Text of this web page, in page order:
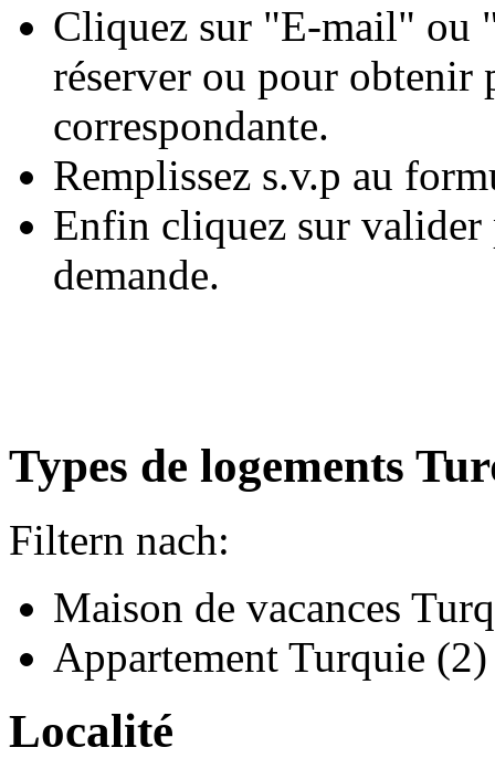
Cliquez sur "E-mail" ou
réserver ou pour obtenir
correspondante.
Remplissez s.v.p au
Enfin cliquez sur
demande.
Types de logements
Filtern nach:
Maison de vacances
Appartement Turquie (2)
Localité